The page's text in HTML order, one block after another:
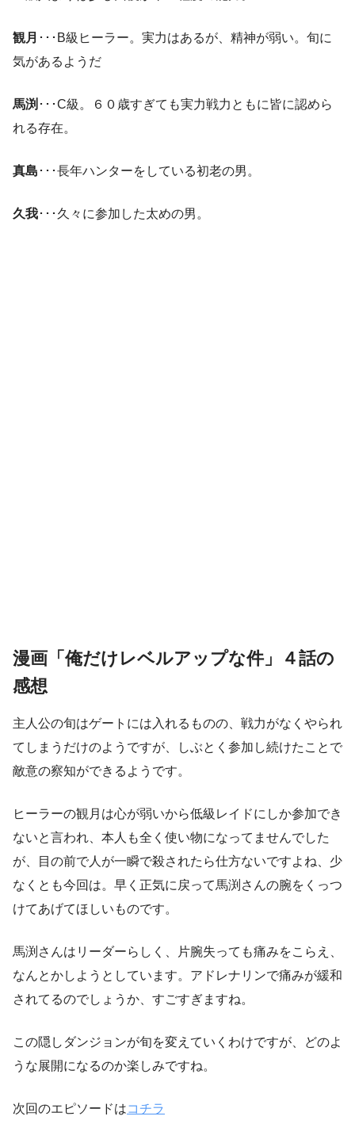
観月 ･･･B級ヒーラー。実力はあるが、精神が弱い。旬に
気があるようだ
馬渕 ･･･C級。６０歳すぎても実力戦力ともに皆に認めら
れる存在。
真島 ･･･長年ハンターをしている初老の男。
久我･･･久々に参加した太めの男。
漫画「俺だけレベルアップな件」４話の
感想
主人公の旬はゲートには入れるものの、戦力がなくやられ
てしまうだけのようですが、しぶとく参加し続けたことで
敵意の察知ができるようです。
ヒーラーの観月は心が弱いから低級レイドにしか参加でき
ないと言われ、本人も全く使い物になってませんでした
が、目の前で人が一瞬で殺されたら仕方ないですよね、少
なくとも今回は。早く正気に戻って馬渕さんの腕をくっつ
けてあげてほしいものです。
馬渕さんはリーダーらしく、片腕失っても痛みをこらえ、
なんとかしようとしています。アドレナリンで痛みが緩和
されてるのでしょうか、すごすぎますね。
この隠しダンジョンが旬を変えていくわけですが、どのよ
うな展開になるのか楽しみですね。
次回のエピソードはコチラ